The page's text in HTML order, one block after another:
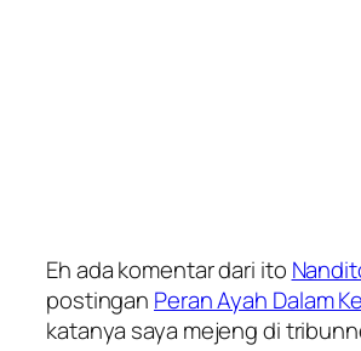
Eh ada komentar dari ito
postingan Peran Ayah Dalam
katanya saya mejeng di